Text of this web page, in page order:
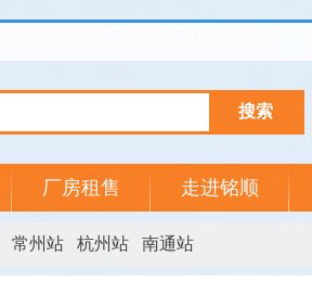
厂房租售 走进铭顺
常州站 杭州站 南通站